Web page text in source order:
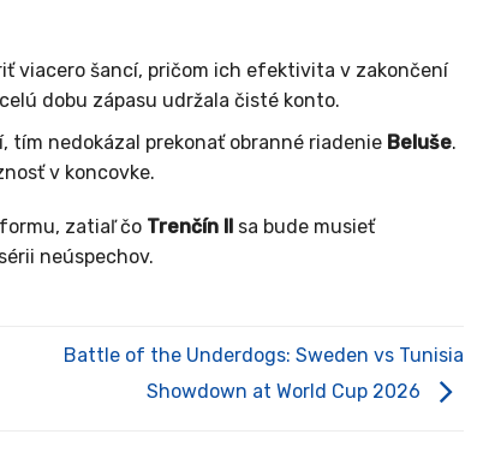
viacero šancí, pričom ich efektivita v zakončení
dobu zápasu udržala čisté konto.
nedokázal prekonať obranné riadenie Beluše.
v koncovke.
zatiaľ čo Trenčín II sa bude musieť
neúspechov.
Battle of the Underdogs: Sweden vs Tunisia
Showdown at World Cup 2026